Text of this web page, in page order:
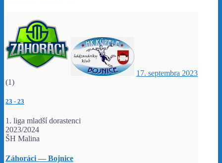
17. septembra 2023
(1)
23 - 23
1. liga mladší dorastenci
2023/2024
ŠH Malina
Záhoráci — Bojnice